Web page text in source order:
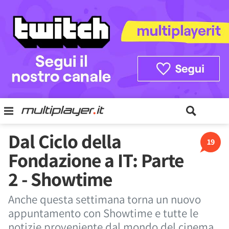
19
Dal Ciclo della
Fondazione a IT: Parte
2 - Showtime
Anche questa settimana torna un nuovo
appuntamento con Showtime e tutte le